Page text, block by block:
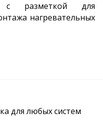
с разметкой для
нагревательных
для любых систем